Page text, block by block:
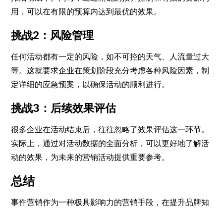
用，可以在有限的预算内达到最优的效果。
挑战2：风险管理
任何活动都有一定的风险，如不可控的天气、人流量过大
等。这就要求企业在策划阶段充分考虑各种风险因素，制
定详细的应急预案，以确保活动的顺利进行。
挑战3：后续效果评估
很多企业在活动结束后，往往忽略了效果评估这一环节。
实际上，通过对活动数据的全面分析，可以更好地了解活
动的效果，为未来的营销活动提供重要参考。
总结
事件营销作为一种极具影响力的营销手段，在提升品牌知